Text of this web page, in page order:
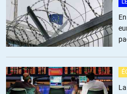
Jean//30.09.2016 à 22h58
La collaboration et la soumission
riche Histoire de mon pays
que le rôle de la France, comme
c’est de nous situer comme une
puissances économiques et